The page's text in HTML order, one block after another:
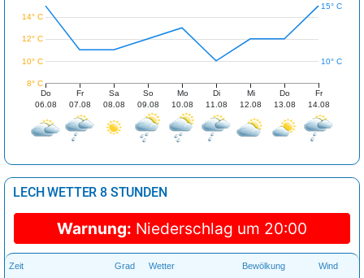
Do
06.08
Fr
07.08
Sa
08.08
So
09.08
Mo
10.08
Di
11.08
Mi
12.08
Do
13.08
Fr
14.08
8° C
10° C
12° C
14° C
10° C
15° C
LECH WETTER 8 STUNDEN
Warnung: Niederschlag um 20:00
Zeit Grad Wetter Bewölkung Wind